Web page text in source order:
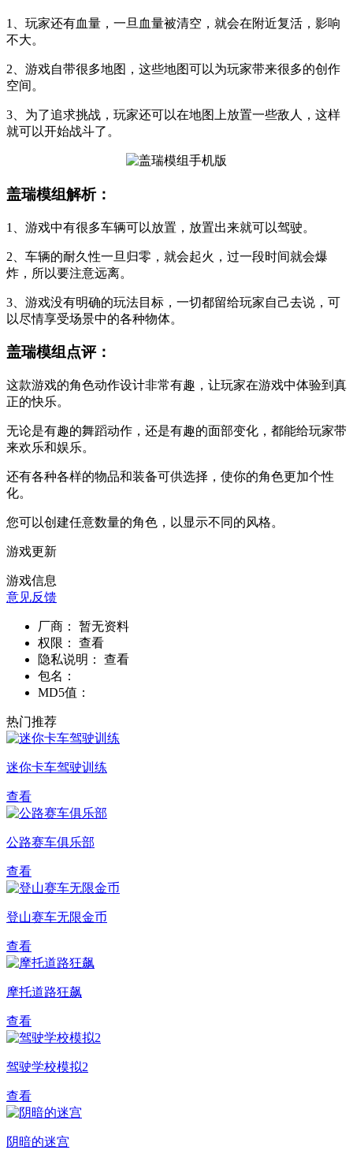
1、玩家还有血量，一旦血量被清空，就会在附近复活，影响
不大。
2、游戏自带很多地图，这些地图可以为玩家带来很多的创作
空间。
3、为了追求挑战，玩家还可以在地图上放置一些敌人，这样
就可以开始战斗了。
盖瑞模组解析：
1、游戏中有很多车辆可以放置，放置出来就可以驾驶。
2、车辆的耐久性一旦归零，就会起火，过一段时间就会爆
炸，所以要注意远离。
3、游戏没有明确的玩法目标，一切都留给玩家自己去说，可
以尽情享受场景中的各种物体。
盖瑞模组点评：
这款游戏的角色动作设计非常有趣，让玩家在游戏中体验到真
正的快乐。
无论是有趣的舞蹈动作，还是有趣的面部变化，都能给玩家带
来欢乐和娱乐。
还有各种各样的物品和装备可供选择，使你的角色更加个性
化。
您可以创建任意数量的角色，以显示不同的风格。
游戏更新
游戏信息
意见反馈
厂商：
暂无资料
权限：
查看
隐私说明：
查看
包名：
MD5值：
热门推荐
迷你卡车驾驶训练
查看
公路赛车俱乐部
查看
登山赛车无限金币
查看
摩托道路狂飙
查看
驾驶学校模拟2
查看
阴暗的迷宫